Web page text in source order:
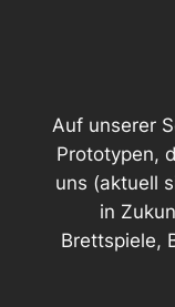
Auf unserer
Prototypen,
uns (aktuell
in
Brettspiele,